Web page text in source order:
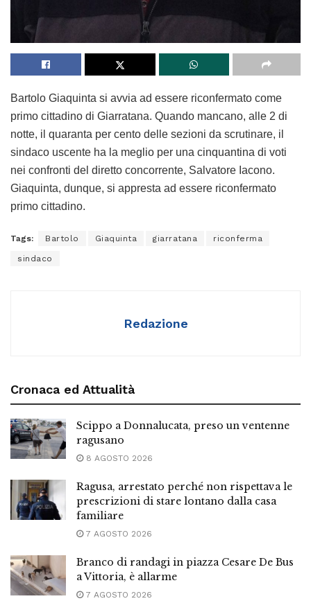
Bartolo Giaquinta si avvia ad essere riconfermato come
primo cittadino di Giarratana. Quando mancano, alle 2 di
notte, il quaranta per cento delle sezioni da scrutinare, il
sindaco uscente ha la meglio per una cinquantina di voti
nei confronti del diretto concorrente, Salvatore Iacono.
Giaquinta, dunque, si appresta ad essere riconfermato
primo cittadino.
Tags: Bartolo Giaquinta giarratana riconferma
sindaco
Redazione
Cronaca ed Attualità
Scippo a Donnalucata, preso un ventenne
ragusano
8 AGOSTO 2026
Ragusa, arrestato perché non rispettava le
prescrizioni di stare lontano dalla casa
familiare
7 AGOSTO 2026
Branco di randagi in piazza Cesare De Bus
a Vittoria, è allarme
7 AGOSTO 2026